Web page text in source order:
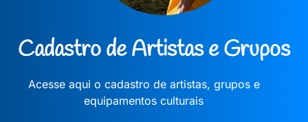
Cadastro de Artistas e Grupos
Acesse aqui o cadastro de artistas, grupos e
equipamentos culturais